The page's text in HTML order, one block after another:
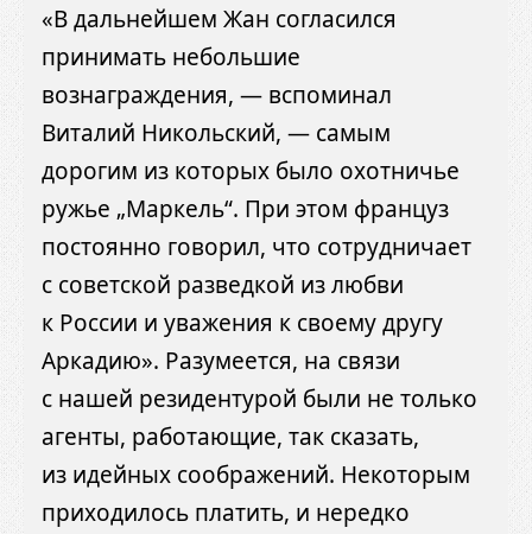
«В дальнейшем Жан согласился
принимать небольшие
вознаграждения, — вспоминал
Виталий Никольский, — самым
дорогим из которых было охотничье
ружье „Маркель“. При этом француз
постоянно говорил, что сотрудничает
с советской разведкой из любви
к России и уважения к своему другу
Аркадию». Разумеется, на связи
с нашей резидентурой были не только
агенты, работающие, так сказать,
из идейных соображений. Некоторым
приходилось платить, и нередко